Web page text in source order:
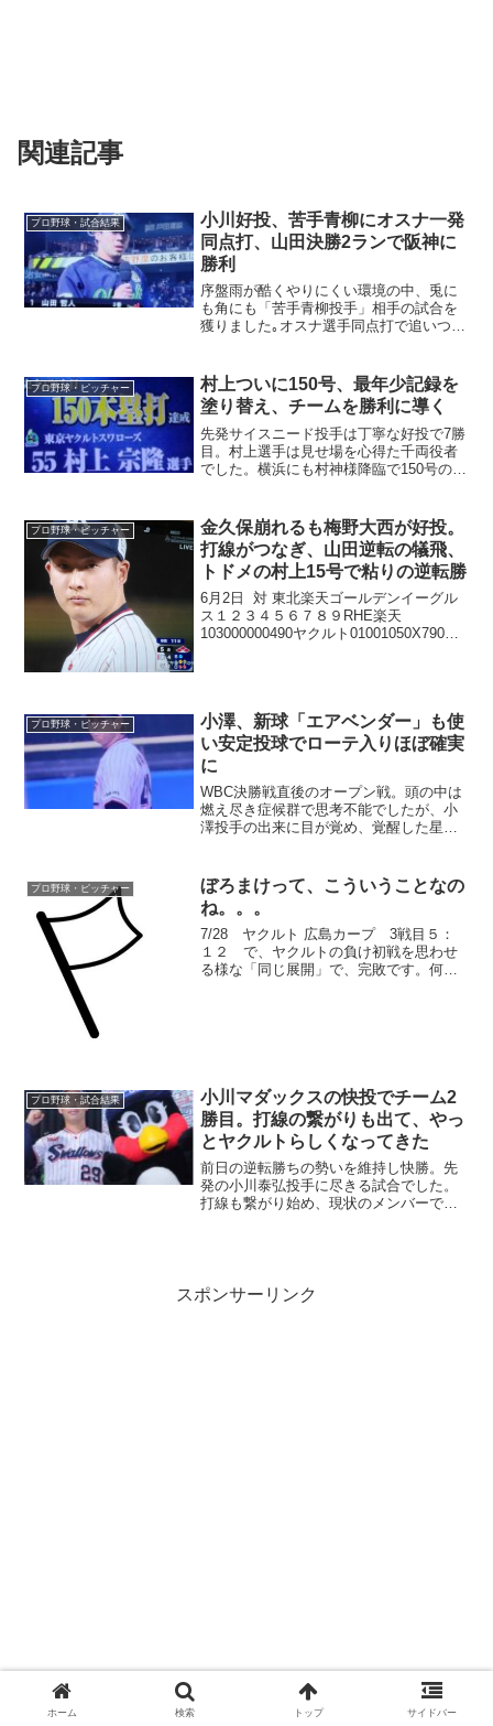
関連記事
プロ野球・試合結果
小川好投、苦手青柳にオスナ一発
同点打、山田決勝2ランで阪神に
勝利
序盤雨が酷くやりにくい環境の中、兎に
も角にも「苦手青柳投手」相手の試合を
獲りました｡オスナ選手同点打で追いつ
す。
プロ野球・ピッチャー
村上ついに150号、最年少記録を
塗り替え、チームを勝利に導く
先発サイスニード投手は丁寧な好投で7勝
目。村上選手は見せ場を心得た千両役者
でした。横浜にも村神様降臨で150号の最
浜を粉砕。
プロ野球・ピッチャー
金久保崩れるも梅野大西が好投。
打線がつなぎ、山田逆転の犠飛、
トドメの村上15号で粘りの逆転勝
6月2日 対 東北楽天ゴールデンイーグル
ス１２３４５６７８９RHE楽天
103000000490ヤクルト01001050X790バ
プロ野球・ピッチャー
小澤、新球「エアベンダー」も使
い安定投球でローテ入りほぼ確実
に
WBC決勝戦直後のオープン戦。頭の中は
燃え尽き症候群で思考不能でしたが、小
澤投手の出来に目が覚め、覚醒した星投
プロ野球・ピッチャー
ぼろまけって、こういうことなの
ね。。。
7/28 ヤクルト 広島カープ 3戦目５：
１２ で、ヤクルトの負け初戦を思わせ
る様な「同じ展開」で、完敗です。何か
プロ野球・試合結果
小川マダックスの快投でチーム2
勝目。打線の繋がりも出て、やっ
とヤクルトらしくなってきた
前日の逆転勝ちの勢いを維持し快勝。先
発の小川泰弘投手に尽きる試合でした。
打線も繋がり始め、現状のメンバーで力
スポンサーリンク
ホーム 検索 トップ サイドバー